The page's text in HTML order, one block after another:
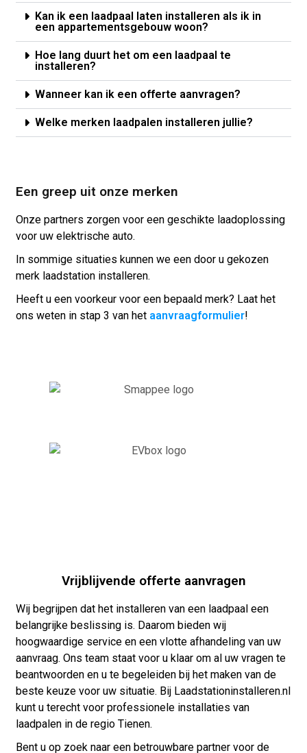
Kan ik een laadpaal laten installeren als ik in
een appartementsgebouw woon?
Hoe lang duurt het om een laadpaal te
installeren?
Wanneer kan ik een offerte aanvragen?
Welke merken laadpalen installeren jullie?
Een greep uit onze merken
Onze partners zorgen voor een geschikte laadoplossing
voor uw elektrische auto.
In sommige situaties kunnen we een door u gekozen
merk laadstation installeren.
Heeft u een voorkeur voor een bepaald merk? Laat het
ons weten in stap 3 van het aanvraagformulier!
Vrijblijvende offerte aanvragen
Wij begrijpen dat het installeren van een laadpaal een
belangrijke beslissing is. Daarom bieden wij
hoogwaardige service en een vlotte afhandeling van uw
aanvraag. Ons team staat voor u klaar om al uw vragen te
beantwoorden en u te begeleiden bij het maken van de
beste keuze voor uw situatie. Bij Laadstationinstalleren.nl
kunt u terecht voor professionele installaties van
laadpalen in de regio Tienen.
Bent u op zoek naar een betrouwbare partner voor de